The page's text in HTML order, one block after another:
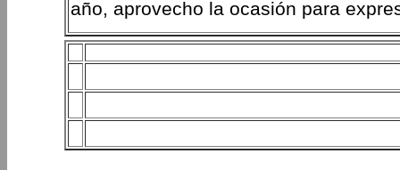
año, aprovecho la ocasión para